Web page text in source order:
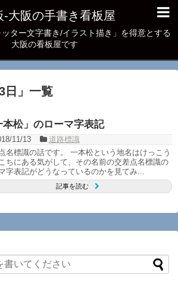
‐大阪の手書き看板屋
ッター文字書き/イラスト描き」を得意とする
大阪の看板屋です
日 」 一覧
本松」のローマ字表記
11/13
道路標識
名標識の話です。 一本松という地名はけっこう
ちにある気がして、その名前の交差点名標識の
字表記がどうなっているのかを見てみ...
記事を読む